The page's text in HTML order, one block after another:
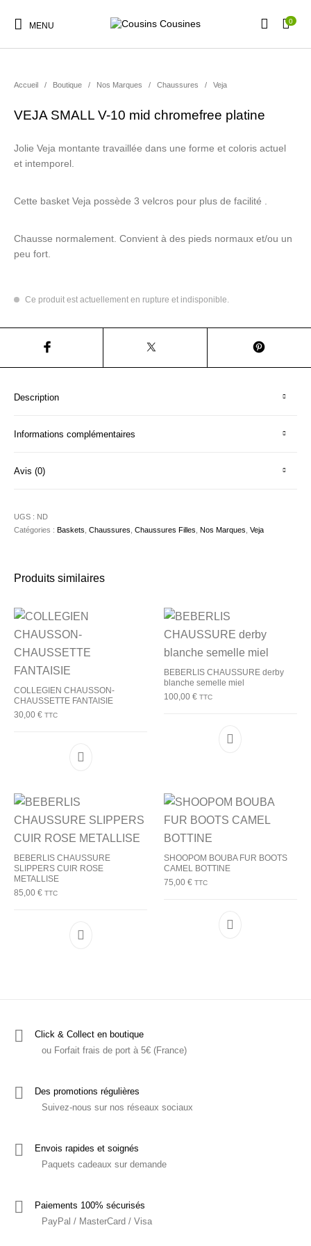
MENU 0
Accueil / Boutique / Nos Marques / Chaussures / Veja
VEJA SMALL V-10 mid chromefree platine
Jolie Veja montante travaillée dans une forme et coloris actuel
et intemporel.
Cette basket Veja possède 3 velcros pour plus de facilité .
Chausse normalement. Convient à des pieds normaux et/ou un
peu fort.
Ce produit est actuellement en rupture et indisponible.
Description
Informations complémentaires
Avis (0)
UGS : ND
Catégories :Baskets ,Chaussures ,Chaussures Filles ,Nos Marques ,Veja
Produits similaires
COLLEGIEN CHAUSSON-
CHAUSSETTE FANTAISIE
30,00€ TTC
Ce produit a plusieurs variations. Les options
BEBERLIS CHAUSSURE derby
blanche semelle miel
100,00 € TTC
Ce produit a
BEBERLIS CHAUSSURE
SLIPPERS CUIR ROSE
METALLISE
85,00€ TTC
Ce produit a plusieurs variations. Les options
SHOOPOM BOUBA FUR BOOTS
CAMEL BOTTINE
75,00 € TTC
Ce produit a
Click & Collect en boutique
ou Forfait frais de port à 5€ (France)
Des promotions régulières
Suivez-nous sur nos réseaux sociaux
Envois rapides et soignés
Paquets cadeaux sur demande
Paiements 100% sécurisés
PayPal / MasterCard / Visa